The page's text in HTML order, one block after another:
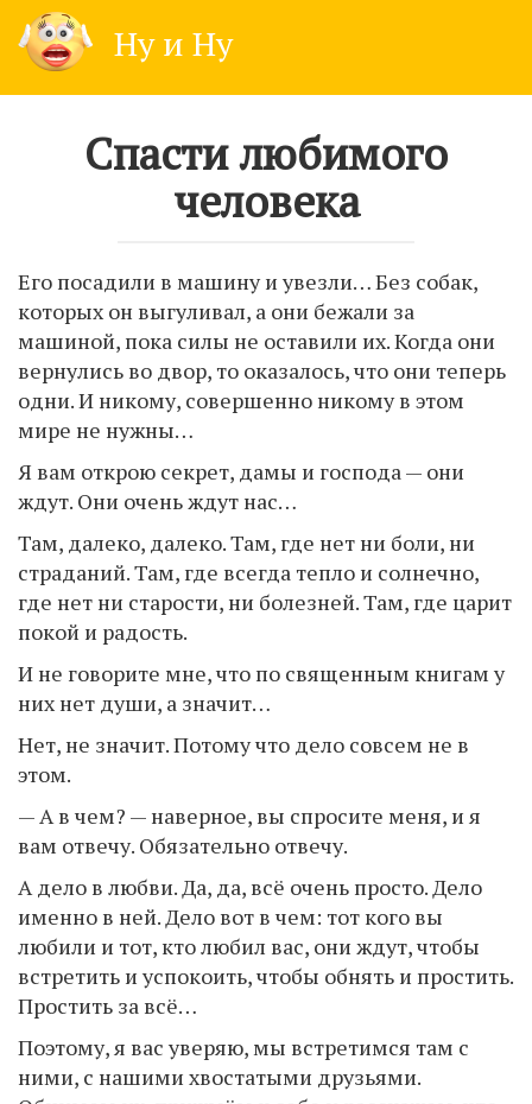
content
Ну и Ну
Спасти любимого
человека
Его посадили в машину и увезли… Без собак,
которых он выгуливал, а они бежали за
машиной, пока силы не оставили их. Когда они
вернулись во двор, то оказалось, что они теперь
одни. И никому, совершенно никому в этом
мире не нужны…
Я вам открою секрет, дамы и господа — они
ждут. Они очень ждут нас…
Там, далеко, далеко. Там, где нет ни боли, ни
страданий. Там, где всегда тепло и солнечно,
где нет ни старости, ни болезней. Там, где царит
покой и радость.
И не говорите мне, что по священным книгам у
них нет души, а значит…
Нет, не значит. Потому что дело совсем не в
этом.
— А в чем? — наверное, вы спросите меня, и я
вам отвечу. Обязательно отвечу.
А дело в любви. Да, да, всё очень просто. Дело
именно в ней. Дело вот в чем: тот кого вы
любили и тот, кто любил вас, они ждут, чтобы
встретить и успокоить, чтобы обнять и простить.
Простить за всё…
Поэтому, я вас уверяю, мы встретимся там с
ними, с нашими хвостатыми друзьями.